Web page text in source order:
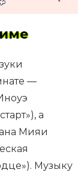
—
а
Мияи
Музыку